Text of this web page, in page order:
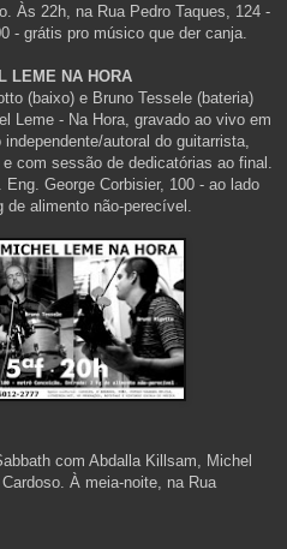
Às 22h, na Rua Pedro Taques, 124 -
- grátis pro músico que der canja.
LEME NA HORA
(baixo) e Bruno Tessele (bateria)
Leme - Na Hora, gravado ao vivo em
autoral do guitarrista,
com sessão de dedicatórias ao final.
George Corbisier, 100 - ao lado
alimento não-perecível.
com Abdalla Killsam, Michel
À meia-noite, na Rua